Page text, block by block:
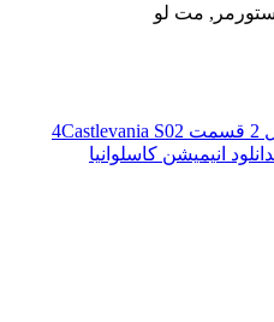
, مت لو
Castlevania S02
دانلود انیمیشن کاسلوانیا